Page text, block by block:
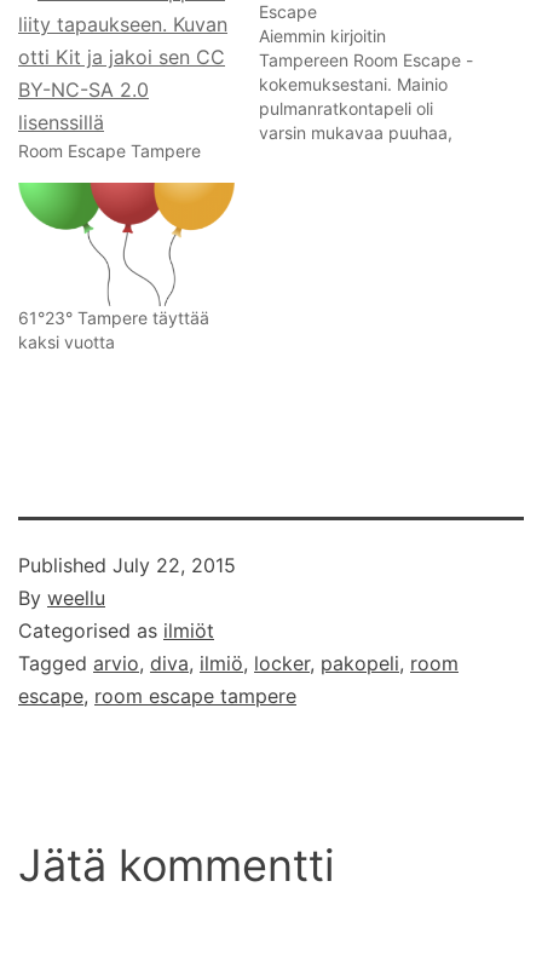
Room Escape Tampere
Escape
Aiemmin kirjoitin
Tampereen Room Escape -
kokemuksestani. Mainio
pulmanratkontapeli oli
varsin mukavaa puuhaa,
61°23° Tampere täyttää
kaksi vuotta
Published July 22, 2015
By weellu
Categorised as ilmiöt
Tagged arvio, diva, ilmiö, locker, pakopeli, room
escape, room escape tampere
Jätä kommentti